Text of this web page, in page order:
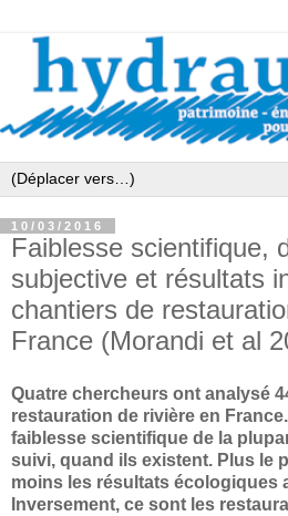
10/03/2016
Faiblesse scientifique,
subjective et résultats
chantiers de
France (Morandi et al
Quatre chercheurs ont analysé
restauration de rivière en
faiblesse scientifique de la
suivi, quand ils existent. Plus le
moins les résultats écologiques
Inversement, ce sont les